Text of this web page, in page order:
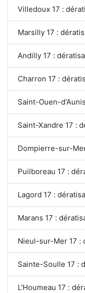
Villedoux 17 :
Marsilly 17 :
Andilly 17 :
Charron 17 :
Saint-Ouen-
Saint-Xandre 17 :
Dompierre-sur-
Puilboreau 17 :
Lagord 17 :
Marans 17 :
Nieul-sur-Mer 17 :
Sainte-Soulle 17 :
L'Houmeau 17 :